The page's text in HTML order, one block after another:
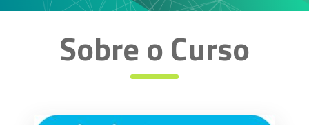
Sobre o Curso